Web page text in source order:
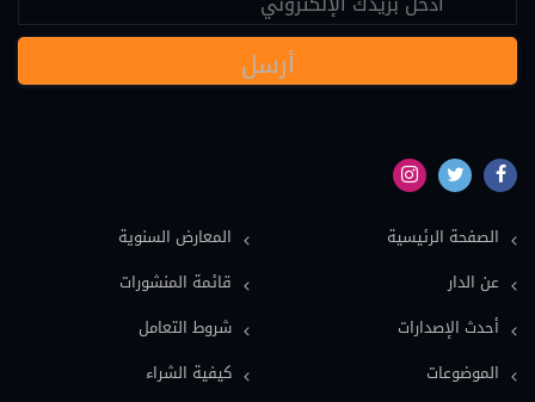
نصوص قانونية (20)
مسؤولية طبية (19)
نماذج دعاوى ونماذج عقود (16)
دولي خاص (13)
المعارض السنوية
قائمة المنشورات
شروط التعامل
كيفية الشراء
الصفحة الرئيسية
عن الدار
أحدث الإصدارات
الموضوعات